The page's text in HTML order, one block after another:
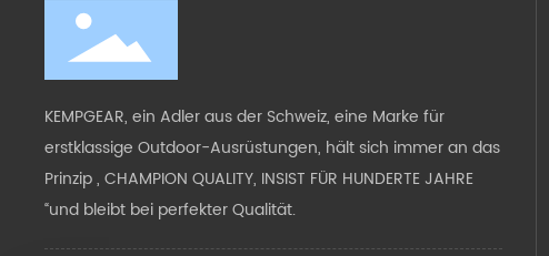
KEMPGEAR, ein Adler aus der Schweiz, eine Marke für
erstklassige Outdoor-Ausrüstungen, hält sich immer an das
Prinzip „ CHAMPION QUALITY, INSIST FÜR HUNDERTE JAHRE
“und bleibt bei perfekter Qualität.